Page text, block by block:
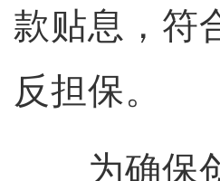
款贴息，符
反担保。
为确保创